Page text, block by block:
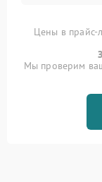
Цены в прайс-
Мы проверим